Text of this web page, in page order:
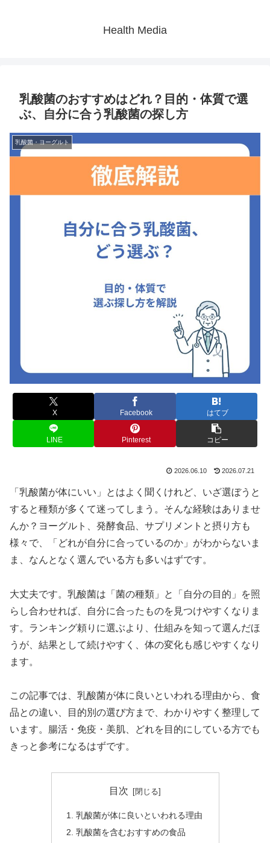
Health Media
乳酸菌のおすすめはどれ？目的・体質で選
ぶ、自分に合う乳酸菌の探し方
乳酸菌・ヨーグルト
X Facebook はてブ
LINE Pinterest コピー
2026.06.10 2026.07.21
「乳酸菌が体にいい」とはよく聞くけれど、いざ選ぼうと
すると種類が多くて迷ってしまう。そんな経験はありませ
んか？ヨーグルト、発酵食品、サプリメントと摂り方も
様々で、「どれが自分に合っているのか」がわからないま
ま、なんとなく選んでいる方も多いはずです。
大丈夫です。乳酸菌は「菌の種類」と「自分の目的」を照
らし合わせれば、自分に合ったものを見つけやすくなりま
す。ランキング頼りに選ぶより、仕組みを知って選んだほ
うが、結果として続けやすく、体の変化も感じやすくなり
ます。
この記事では、乳酸菌が体に良いといわれる理由から、食
品との違い、目的別の選び方まで、わかりやすく整理して
います。腸活・免疫・美肌、どれを目的にしている方でも
きっと参考になるはずです。
目次
乳酸菌が体に良いといわれる理由
乳酸菌を含むおすすめの食品